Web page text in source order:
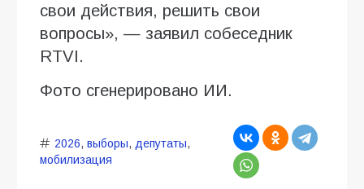
свои действия, решить свои
вопросы», — заявил собеседник
RTVI.
Фото сгенерировано ИИ.
2026, выборы, депутаты,
мобилизация